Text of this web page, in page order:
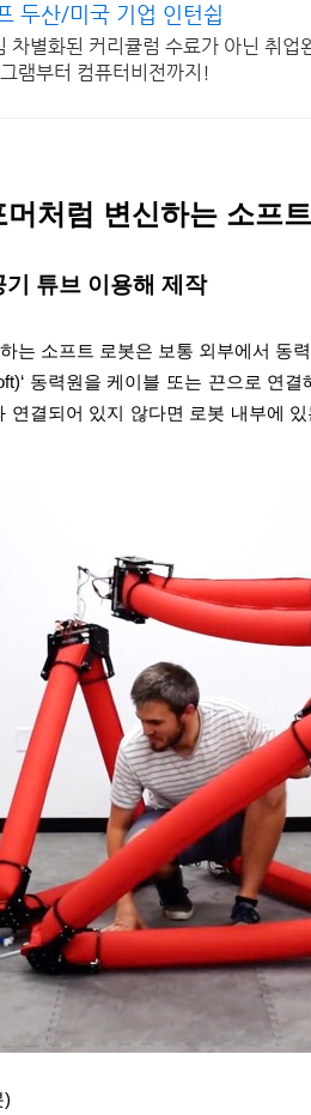
두산/미국 기업 인턴쉽
차별화된 커리큘럼 수료가 아닌 취업
램부터 컴퓨터비전까지!
처럼 변신하는 소프
튜브 이용해 제작
는 소프트 로봇은 보통 외부에서 동
동력원을 케이블 또는 끈으로 연
연결되어 있지 않다면 로봇 내부에
)